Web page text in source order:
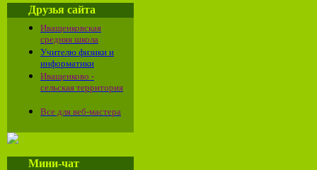
Друзья сайта
Иващенковская
средняя школа
Учителю физики и
информатики
Иващенково -
сельская территория
Все для веб-мастера
Мини-чат